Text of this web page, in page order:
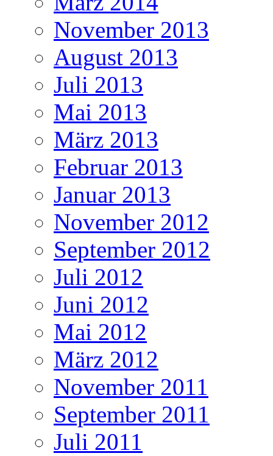
November 2013
August 2013
Juli 2013
Mai 2013
März 2013
Februar 2013
Januar 2013
November 2012
September 2012
Juli 2012
Juni 2012
Mai 2012
März 2012
November 2011
September 2011
Juli 2011